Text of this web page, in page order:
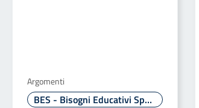
Argomenti
BES - Bisogni Educativi Speciali